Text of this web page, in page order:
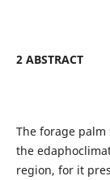
2 ABSTRACT
The forage
the
region, for it